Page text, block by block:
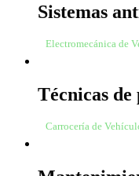
Sistemas
Electromecánica de
Técnicas
Carrocería de